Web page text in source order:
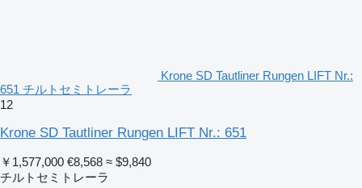
Krone SD Tautliner Rungen LIFT Nr.:
651 チルトセミトレーラ
12
Krone SD Tautliner Rungen LIFT Nr.: 651
￥1,577,000 €8,568 ≈ $9,840
チルトセミトレーラ